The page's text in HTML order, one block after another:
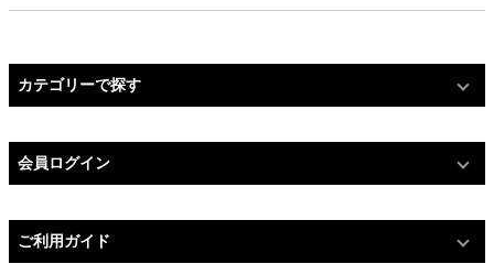
カテゴリーで探す
会員ログイン
ご利用ガイド